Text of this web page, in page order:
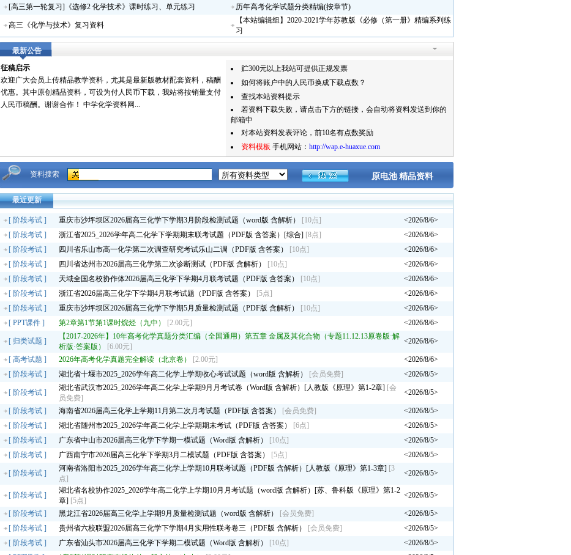
[高三第一轮复习]《选修2 化学技术》课时练习、单元练习
历年高考化学试题分类精编(按章节)
高三《化学与技术》复习资料
【本站编辑组】2020-2021学年苏教版《必修（第一册》精编系列练
习
最新公告
征稿启示
欢迎广大会员上传精品教学资料，尤其是最新版教材配套资料，稿酬
优惠。其中原创精品资料，可设为付人民币下载，我站将按销量支付
人民币稿酬。谢谢合作！ 中学化学资料网...
贮300元以上我站可提供正规发票
如何将账户中的人民币换成下载点数？
查找本站资料提示
若资料下载失败，请点击下方的链接，会自动将资料发送到你的
邮箱中
对本站资料发表评论，前10名有点数奖励
资料模板 手机网站： http://wap.e-huaxue.com
资料搜索 原电池精品资料
最近更新
[ 阶段考试 ] 重庆市沙坪坝区2026届高三化学下学期3月阶段检测试题（word版 含解析） [10点]
<2026/8/6>
[ 阶段考试 ] 浙江省2025_2026学年高二化学下学期期末联考试题（PDF版 含答案）[综合] [8点]
<2026/8/6>
[ 阶段考试 ] 四川省乐山市高一化学第二次调查研究考试乐山二调（PDF版 含答案） [10点]
<2026/8/6>
[ 阶段考试 ] 四川省达州市2026届高三化学第二次诊断测试（PDF版 含解析） [10点]
<2026/8/6>
[ 阶段考试 ] 天域全国名校协作体2026届高三化学下学期4月联考试题（PDF版 含答案） [10点]
<2026/8/6>
[ 阶段考试 ] 浙江省2026届高三化学下学期4月联考试题（PDF版 含答案） [5点]
<2026/8/6>
[ 阶段考试 ] 重庆市沙坪坝区2026届高三化学下学期5月质量检测试题（PDF版 含解析） [10点]
<2026/8/6>
[ PPT课件 ] 第2章第1节第1课时烷烃（九中） [2.00元] <2026/8/6>
[ 归类试题 ]
【2017-2026年】10年高考化学真题分类汇编（全国通用）第五章 金属及其化合物（专题11.12.13原卷版·解
析版·答案版）
[6.00元]
<2026/8/6>
[ 高考试题 ] 2026年高考化学真题完全解读（北京卷） [2.00元]
<2026/8/6>
[ 阶段考试 ] 湖北省十堰市2025_2026学年高二化学上学期收心考试试题（word版 含解析） [会员免费] <2026/8/5>
[ 阶段考试 ]
湖北省武汉市2025_2026学年高二化学上学期9月月考试卷（Word版 含解析）[人教版《原理》第1-2章] [会
员免费]
<2026/8/5>
[ 阶段考试 ] 海南省2026届高三化学上学期11月第二次月考试题（PDF版 含答案） [会员免费]
<2026/8/5>
[ 阶段考试 ] 湖北省随州市2025_2026学年高二化学上学期期末考试（PDF版 含答案） [6点]
<2026/8/5>
[ 阶段考试 ] 广东省中山市2026届高三化学下学期一模试题（Word版 含解析） [10点]
<2026/8/5>
[ 阶段考试 ] 广西南宁市2026届高三化学下学期3月二模试题（PDF版 含答案） [5点] <2026/8/5>
[ 阶段考试 ]
河南省洛阳市2025_2026学年高二化学上学期10月联考试题（PDF版 含解析）[人教版《原理》第1-3章] [3
点]
<2026/8/5>
[ 阶段考试 ]
湖北省名校协作2025_2026学年高二化学上学期10月月考试题（word版 含解析）[苏、鲁科版《原理》第1-2
章] [5点]
<2026/8/5>
[ 阶段考试 ] 黑龙江省2026届高三化学上学期9月质量检测试题（word版 含解析） [会员免费]
<2026/8/5>
[ 阶段考试 ] 贵州省六校联盟2026届高三化学下学期4月实用性联考卷三（PDF版 含解析） [会员免费]
<2026/8/5>
[ 阶段考试 ] 广东省汕头市2026届高三化学下学期二模试题（Word版 含解析） [10点]
<2026/8/5>